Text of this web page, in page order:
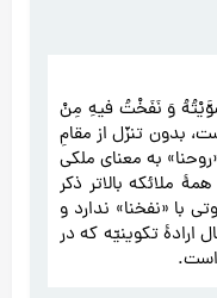
وَ نَفَخْتُ فيهِ مِنْ
بدون تنزّل از مقامِ
به معنای ملکی
ملائکه بالاتر ذکر
با «نفخنا» ندارد و
تکوینیّه که در
است.